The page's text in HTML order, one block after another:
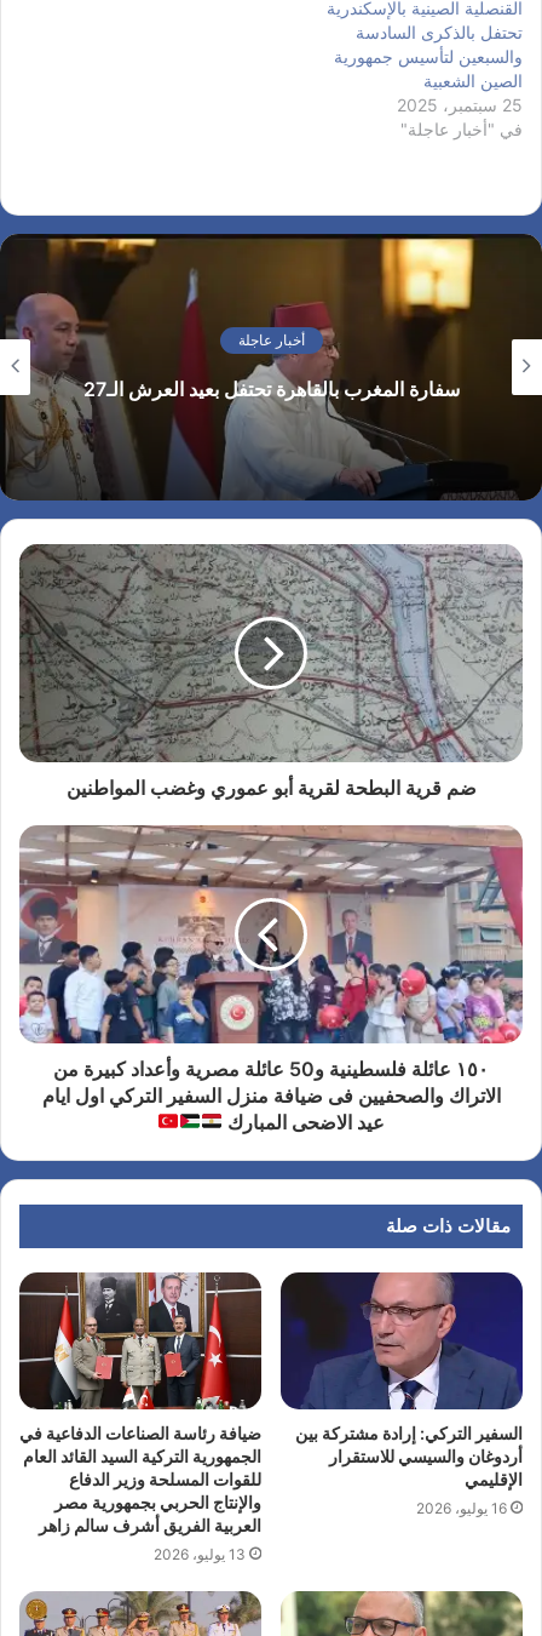
القنصلية الصينية بالإسكندرية
تحتفل بالذكرى السادسة
والسبعين لتأسيس جمهورية
الصين الشعبية
25 سبتمبر، 2025
في "أخبار عاجلة"
أخبار عاجلة
سفارة المغرب بالقاهرة تحتفل بعيد العرش الـ27
ضم قرية البطحة لقرية أبو عموري وغضب المواطنين
١٥٠ عائلة فلسطينية و50 عائلة مصرية وأعداد كبيرة من
الاتراك والصحفيين فى ضيافة منزل السفير التركي اول ايام
عيد الاضحى المبارك
مقالات ذات صلة
السفير التركي: إرادة مشتركة بين
أردوغان والسيسي للاستقرار
الإقليمي
16 يوليو، 2026
ضيافة رئاسة الصناعات الدفاعية في
الجمهورية التركية السيد القائد العام
للقوات المسلحة وزير الدفاع
والإنتاج الحربي بجمهورية مصر
العربية الفريق أشرف سالم زاهر
13 يوليو، 2026